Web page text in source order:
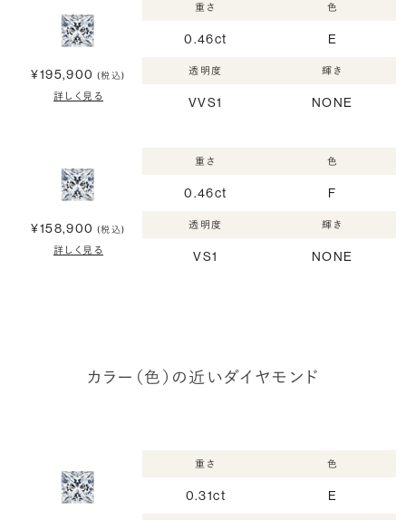
¥195,900 (税込)
詳しく見る
重さ
0.46ct
色
E
透明度
VVS1
輝き
NONE
¥158,900 (税込)
詳しく見る
重さ
0.46ct
色
F
透明度
VS1
輝き
NONE
カラー（色）の近いダイヤモンド
重さ
0.31ct
色
E